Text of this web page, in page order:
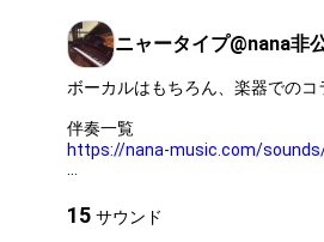
ニャータイプ@nana非
ボーカルはもちろん、楽器での
https://nana-music.com/
https://nana-music.com/
15 サウンド